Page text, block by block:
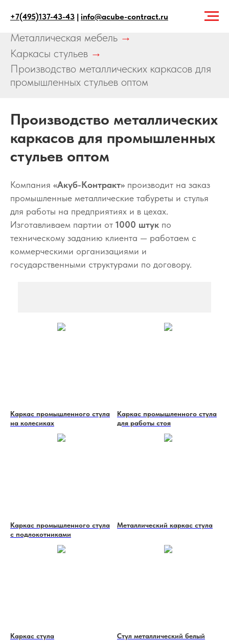
+7(495)137-43-43 | info@acube-contract.ru
Главная → Продукция →
Металлическая мебель →
Каркасы стульев →
Производство металлических каркасов для
промышленных стульев оптом
Производство металлических
каркасов для промышленных
стульев оптом
Компания «Акуб-Контракт» производит на заказ
промышленные металлические табуреты и стулья
для работы на предприятиях и в цехах.
Изготавливаем партии от 1000 штук по
техническому заданию клиента — работаем с
коммерческими организациями и
государственными структурами по договору.
Каркас промышленного стула
на колесиках
Каркас промышленного стула
для работы стоя
Каркас промышленного стула
с подлокотниками
Металлический каркас стула
Каркас стула Стул металлический белый